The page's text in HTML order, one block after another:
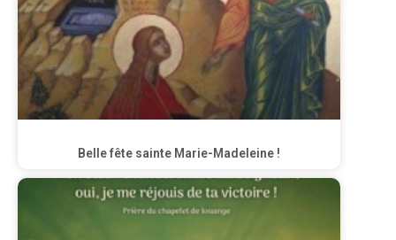
Belle fête sainte Marie-Madeleine !